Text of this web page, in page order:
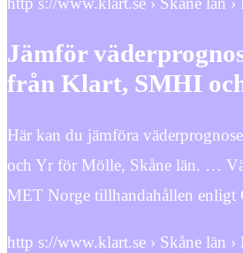
Jämför
från Klart, SMHI
Här kan du jämföra
och Yr för Mölle, Skåne län. …
MET Norge tillhandahållen enligt
http s://www.klart.se › Skåne län